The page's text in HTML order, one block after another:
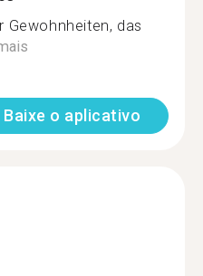
Gewohnheiten, das
Baixe o aplicativo